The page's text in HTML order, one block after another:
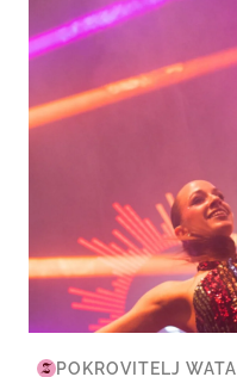
POKROVITELJ WATA